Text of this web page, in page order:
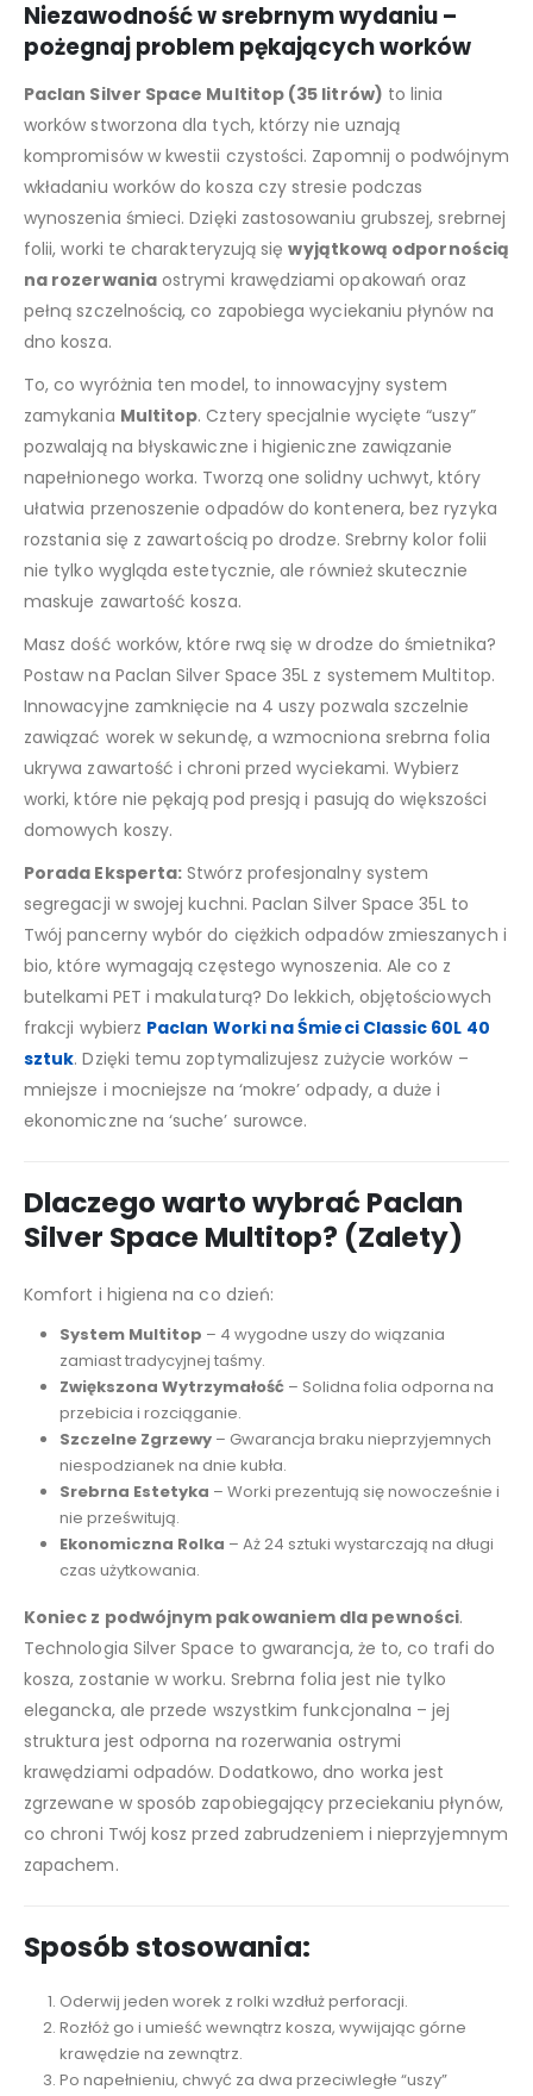
Niezawodność w srebrnym wydaniu –
pożegnaj problem pękających worków
Paclan Silver Space Multitop (35 litrów) to linia
worków stworzona dla tych, którzy nie uznają
kompromisów w kwestii czystości. Zapomnij o podwójnym
wkładaniu worków do kosza czy stresie podczas
wynoszenia śmieci. Dzięki zastosowaniu grubszej, srebrnej
folii, worki te charakteryzują sięwyjątkową odpornością
na rozerwaniaostrymi krawędziami opakowań oraz
pełną szczelnością, co zapobiega wyciekaniu płynów na
dno kosza.
To, co wyróżnia ten model, to innowacyjny system
zamykania Multitop. Cztery specjalnie wycięte “uszy”
pozwalają na błyskawiczne i higieniczne zawiązanie
napełnionego worka. Tworzą one solidny uchwyt, który
ułatwia przenoszenie odpadów do kontenera, bez ryzyka
rozstania się z zawartością po drodze. Srebrny kolor folii
nie tylko wygląda estetycznie, ale również skutecznie
maskuje zawartość kosza.
Masz dość worków, które rwą się w drodze do śmietnika?
Postaw na Paclan Silver Space 35L z systemem Multitop.
Innowacyjne zamknięcie na 4 uszy pozwala szczelnie
zawiązać worek w sekundę, a wzmocniona srebrna folia
ukrywa zawartość i chroni przed wyciekami. Wybierz
worki, które nie pękają pod presją i pasują do większości
domowych koszy.
Porada Eksperta: Stwórz profesjonalny system
segregacji w swojej kuchni. Paclan Silver Space 35L to
Twój pancerny wybór do ciężkich odpadów zmieszanych i
bio, które wymagają częstego wynoszenia. Ale co z
butelkami PET i makulaturą? Do lekkich, objętościowych
frakcji wybierz Paclan Worki na Śmieci Classic 60L 40
sztuk. Dzięki temu zoptymalizujesz zużycie worków –
mniejsze i mocniejsze na ‘mokre’ odpady, a duże i
ekonomiczne na ‘suche’ surowce.
Dlaczego warto wybrać Paclan
Silver Space Multitop? (Zalety)
Komfort i higiena na co dzień:
System Multitop – 4 wygodne uszy do wiązania
zamiast tradycyjnej taśmy.
Zwiększona Wytrzymałość– Solidna folia odporna na
przebicia i rozciąganie.
Szczelne Zgrzewy– Gwarancja braku nieprzyjemnych
niespodzianek na dnie kubła.
Srebrna Estetyka – Worki prezentują się nowocześnie i
nie prześwitują.
Ekonomiczna Rolka – Aż 24 sztuki wystarczają na długi
czas użytkowania.
Koniec z podwójnym pakowaniem dla pewności.
Technologia Silver Space to gwarancja, że to, co trafi do
kosza, zostanie w worku. Srebrna folia jest nie tylko
elegancka, ale przede wszystkim funkcjonalna – jej
struktura jest odporna na rozerwania ostrymi
krawędziami odpadów. Dodatkowo, dno worka jest
zgrzewane w sposób zapobiegający przeciekaniu płynów,
co chroni Twój kosz przed zabrudzeniem i nieprzyjemnym
zapachem.
Sposób stosowania:
Oderwij jeden worek z rolki wzdłuż perforacji.
Rozłóż go i umieść wewnątrz kosza, wywijając górne
krawędzie na zewnątrz.
Po napełnieniu, chwyć za dwa przeciwległe “uszy”